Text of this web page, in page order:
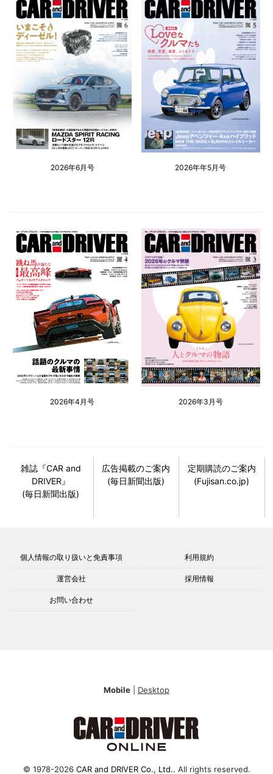
2026年6月号 2026年年5月号
2026年4月号 2026年3月号
雑誌『CAR and
DRIVER』
(毎日新聞出版)
広告掲載のご案内
(毎日新聞出版)
定期購読のご案内
(Fujisan.co.jp)
個人情報の取り扱いと免責事項 利用規約
運営会社 採用情報
お問い合わせ
Mobile Desktop
© 1978-2026 CAR and DRIVER Co., Ltd.. All rights reserved.